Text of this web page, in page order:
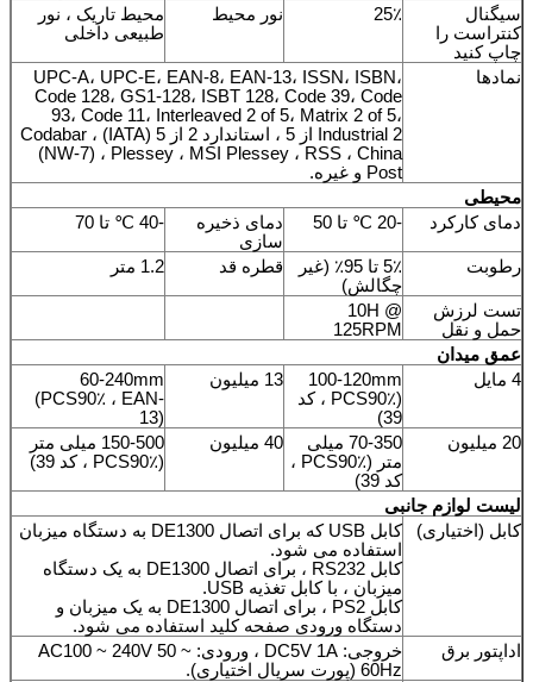
سیگنال
کنتراست را
چاپ کنید
25٪ نور محیط
محیط تاریک ، نور
طبیعی داخلی
نمادها
UPC-A، UPC-E، EAN-8، EAN-13، ISSN، ISBN،
Code 128، GS1-128، ISBT 128، Code 39، Code
93، Code 11، Interleaved 2 of 5، Matrix 2 of 5،
Industrial 2 از 5 ، استاندارد 2 از 5 (IATA) ، Codabar
(NW-7) ، Plessey ، MSI Plessey ، RSS ، China
Post و غیره.
محیطی
دمای کارکرد
-20 ℃ تا 50
دمای ذخیره
سازی
-40 ℃ تا 70
رطوبت
5٪ تا 95٪ (غیر
چگالش)
قطره قد 1.2 متر
تست لرزش
حمل و نقل
10H @
125RPM
عمق میدان
4 مایل
100-120mm
(PCS90٪ ، کد
39)
13 ميليون
60-240mm
(PCS90٪ ، EAN-
13)
20 ميليون
70-350 میلی
متر (PCS90٪ ،
کد 39)
40 ميليون
150-500 میلی متر
(PCS90٪ ، کد 39)
لیست لوازم جانبی
کابل (اختیاری)
کابل USB که برای اتصال DE1300 به دستگاه میزبان
استفاده می شود.
کابل RS232 ، برای اتصال DE1300 به یک دستگاه
میزبان ، با کابل تغذیه USB.
کابل PS2 ، برای اتصال DE1300 به یک میزبان و
دستگاه ورودی صفحه کلید استفاده می شود.
اداپتور برق
خروجی: DC5V 1A ، ورودی: AC100 ~ 240V 50 ~
60Hz (پورت سریال اختیاری).